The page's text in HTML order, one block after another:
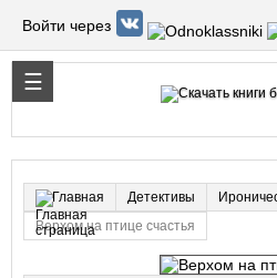
Войти через
Главная Детективы
Верхом на птице счастья